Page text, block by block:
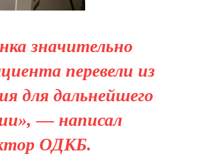
значительно
перевели из
для дальнейшего
— написал
ОДКБ.